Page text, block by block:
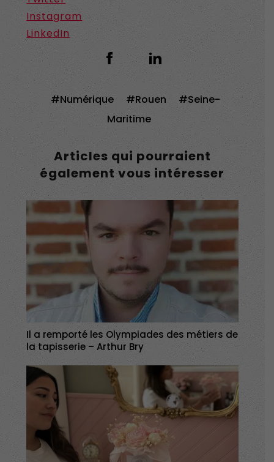
Instagram
LinkedIn
Numérique Rouen
Seine-
Maritime
Articles qui pourraient
également vous intéresser
Il a remporté les Olympiades des métiers de
la tapisserie – Arthur Bry